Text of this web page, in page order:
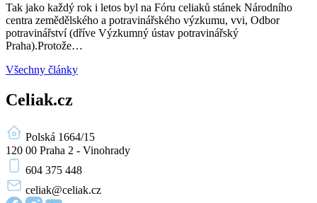
Tak jako každý rok i letos byl na Fóru celiaků stánek Národního
centra zemědělského a potravinářského výzkumu, vvi, Odbor
potravinářství (dříve Výzkumný ústav potravinářský
Praha).Protože…
Všechny články
Celiak.cz
Polská 1664/15
120 00 Praha 2 - Vinohrady
604 375 448
celiak@celiak.cz